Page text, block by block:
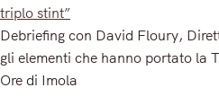
triplo stint”
Debriefing con David Floury,
gli elementi che hanno portato la
Ore di Imola